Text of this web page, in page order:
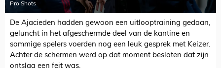
Pro Shots
De Ajacieden hadden gewoon een uitlooptraining gedaan,
geluncht in het afgeschermde deel van de kantine en
sommige spelers voerden nog een leuk gesprek met Keizer.
Achter de schermen werd op dat moment besloten dat zijn
ontslag een feit was.